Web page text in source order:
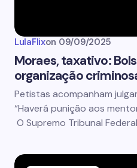
LulaFlixon 09/09/2025
Moraes, taxativo:
organização
Petistas acompanham
“Haverá punição aos
O Supremo Tribunal